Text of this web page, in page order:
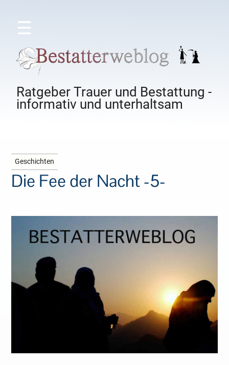
☰
Ratgeber Trauer und Bestattung -
informativ und unterhaltsam
Geschichten
Die Fee der Nacht -5-